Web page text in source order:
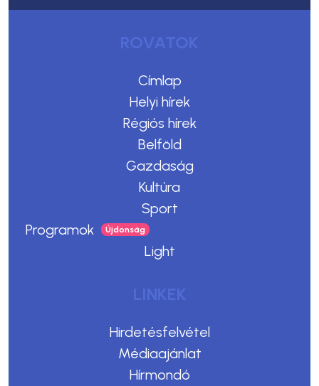
ROVATOK
Címlap
Helyi hírek
Régiós hírek
Belföld
Gazdaság
Kultúra
Sport
Programok
Light
LINKEK
Hirdetésfelvétel
Médiaajánlat
Hírmondó